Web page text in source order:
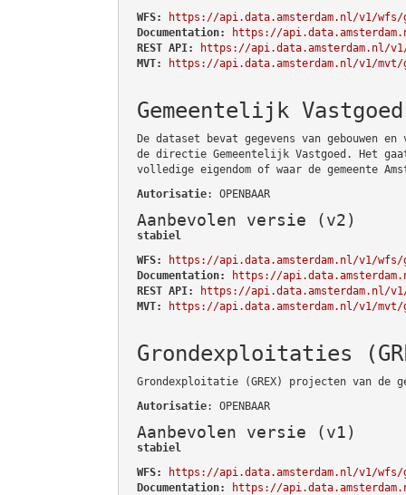
WFS:
https://api.data.amsterdam.nl/v1/wfs/
Documentation:
https://
REST API:
https://api.data.amsterdam.nl/
MVT:
https://api.data.amsterdam.nl/v1/mvt/
Gemeentelijk Vastgoed
De dataset bevat gegevens van gebouwen
de directie Gemeentelijk Vastgoed. Het
volledige eigendom of waar de gemeente
Autorisatie: OPENBAAR
Aanbevolen versie (v2)
stabiel
WFS:
https://api.data.amsterdam.nl/v1/wfs/
Documentation:
https://
REST API:
https://api.data.amsterdam.nl/
MVT:
https://api.data.amsterdam.nl/v1/mvt/
Grondexploitaties
Grondexploitatie (GREX) projecten van de
Autorisatie: OPENBAAR
Aanbevolen versie (v1)
stabiel
WFS:
https://api.data.amsterdam.nl/v1/wfs/
Documentation:
https://